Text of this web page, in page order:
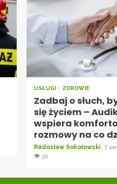
USŁUGI ZDROWIE
Zadbaj o słuch,
się życiem –
wspiera
rozmowy na co
Radosław Sokołowski 7
30